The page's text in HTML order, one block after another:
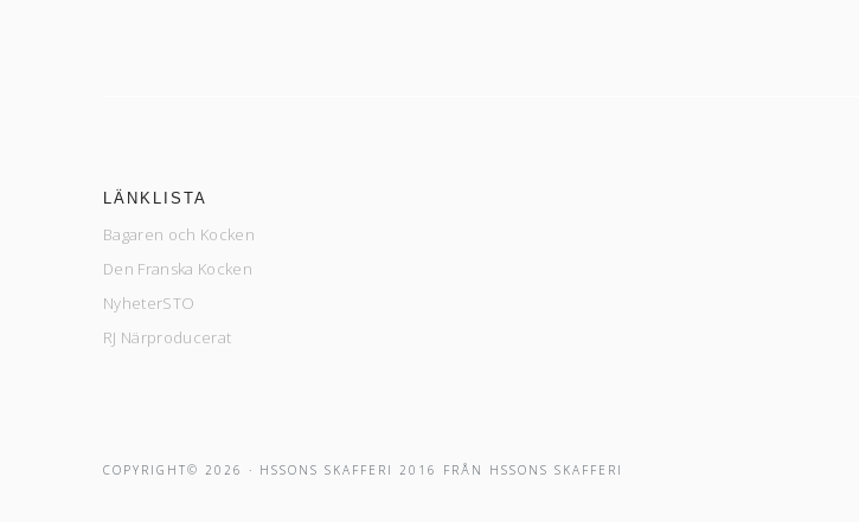
LÄNKLISTA
Bagaren och Kocken
Den Franska Kocken
NyheterSTO
RJ Närproducerat
COPYRIGHT© 2026 · HSSONS SKAFFERI 2016 FRÅN HSSONS SKAFFERI